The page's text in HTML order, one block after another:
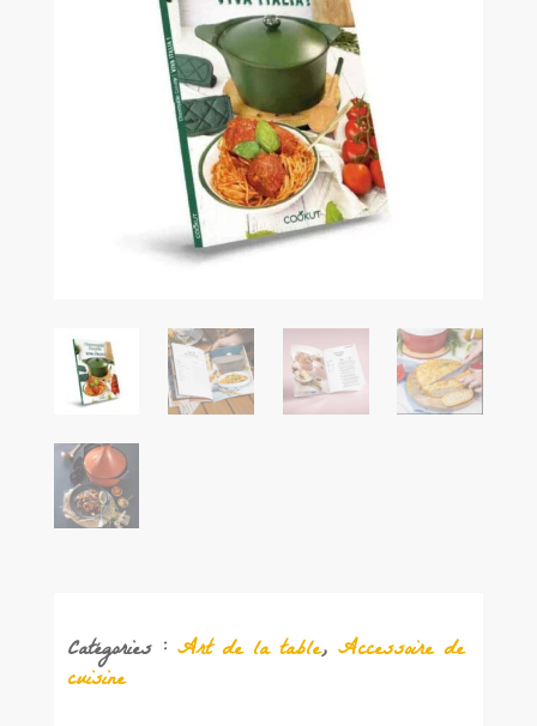
Catégories : Art de la table, Accessoire de
cuisine